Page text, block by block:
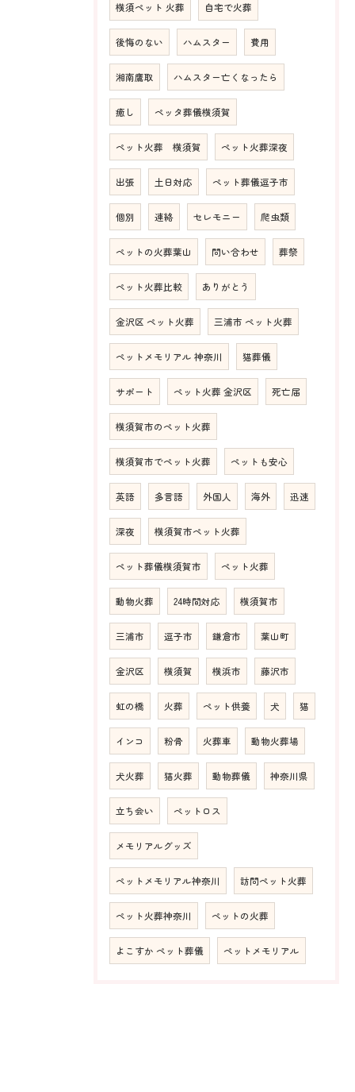
横須ペット 火葬 自宅で火葬
後悔のない ハムスター 費用
湘南鷹取 ハムスター亡くなったら
癒し ペッタ葬儀横須賀
ペット火葬 横須賀 ペット火葬深夜
出張 土日対応 ペット葬儀逗子市
個別 連絡 セレモニー 爬虫類
ペットの火葬葉山 問い合わせ 葬祭
ペット火葬比較 ありがとう
金沢区 ペット火葬 三浦市 ペット火葬
ペットメモリアル 神奈川 猫葬儀
サポート ペット火葬 金沢区 死亡届
横須賀市のペット火葬
横須賀市でペット火葬 ペットも安心
英語 多言語 外国人 海外 迅速
深夜 横須賀市ペット火葬
ペット葬儀横須賀市 ペット火葬
動物火葬 24時間対応 横須賀市
三浦市 逗子市 鎌倉市 葉山町
金沢区 横須賀 横浜市 藤沢市
虹の橋 火葬 ペット供養 犬 猫
インコ 粉骨 火葬車 動物火葬場
犬火葬 猫火葬 動物葬儀 神奈川県
立ち会い ペットロス
メモリアルグッズ
ペットメモリアル神奈川 訪問ペット火葬
ペット火葬神奈川 ペットの火葬
よこすか ペット葬儀 ペットメモリアル